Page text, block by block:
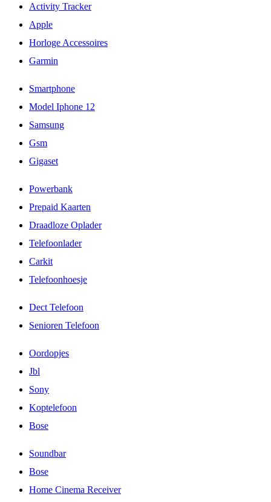
Activity Tracker
Apple
Horloge Accessoires
Garmin
Smartphone
Model Iphone 12
Samsung
Gsm
Gigaset
Powerbank
Prepaid Kaarten
Draadloze Oplader
Telefoonlader
Carkit
Telefoonhoesje
Dect Telefoon
Senioren Telefoon
Oordopjes
Jbl
Sony
Koptelefoon
Bose
Soundbar
Bose
Home Cinema Receiver